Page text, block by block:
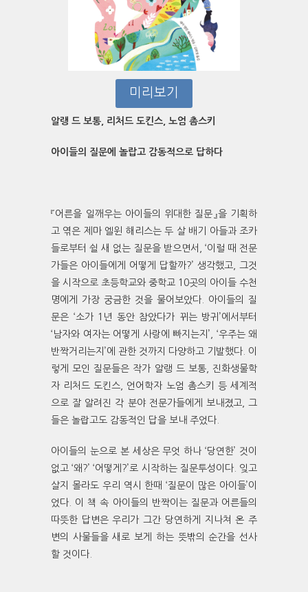
미리보기
알랭 드 보통, 리처드 도킨스, 노엄 촘스키
아이들의 질문에 놀랍고 감동적으로 답하다
『어른을 일깨우는 아이들의 위대한 질문』을 기획하
고 엮은 제마 엘윈 해리스는 두 살 배기 아들과 조카
들로부터 쉴 새 없는 질문을 받으면서, ‘이럴 때 전문
가들은 아이들에게 어떻게 답할까?’ 생각했고, 그것
을 시작으로 초등학교와 중학교 10곳의 아이들 수천
명에게 가장 궁금한 것을 물어보았다. 아이들의 질
문은 ‘소가 1년 동안 참았다가 뀌는 방귀’에서부터
‘남자와 여자는 어떻게 사랑에 빠지는지’, ‘우주는 왜
반짝거리는지’에 관한 것까지 다양하고 기발했다. 이
렇게 모인 질문들은 작가 알랭 드 보통, 진화생물학
자 리처드 도킨스, 언어학자 노엄 촘스키 등 세계적
으로 잘 알려진 각 분야 전문가들에게 보내졌고, 그
들은 놀랍고도 감동적인 답을 보내 주었다.
아이들의 눈으로 본 세상은 무엇 하나 ‘당연한’ 것이
없고 ‘왜?’ ‘어떻게?’로 시작하는 질문투성이다. 잊고
살지 몰라도 우리 역시 한때 ‘질문이 많은 아이들’이
었다. 이 책 속 아이들의 반짝이는 질문과 어른들의
따뜻한 답변은 우리가 그간 당연하게 지나쳐 온 주
변의 사물들을 새로 보게 하는 뜻밖의 순간을 선사
할 것이다.